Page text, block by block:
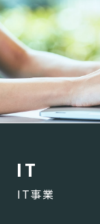
IT
IT事業